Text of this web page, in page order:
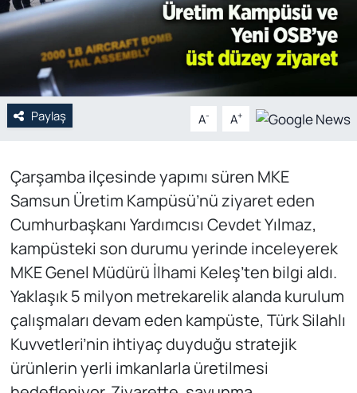
Paylaş A- A+
Çarşamba ilçesinde yapımı süren MKE
Samsun Üretim Kampüsü’nü ziyaret eden
Cumhurbaşkanı Yardımcısı Cevdet Yılmaz,
kampüsteki son durumu yerinde inceleyerek
MKE Genel Müdürü İlhami Keleş’ten bilgi aldı.
Yaklaşık 5 milyon metrekarelik alanda kurulum
çalışmaları devam eden kampüste, Türk Silahlı
Kuvvetleri’nin ihtiyaç duyduğu stratejik
ürünlerin yerli imkanlarla üretilmesi
Siyaset
Spor
Web Tv